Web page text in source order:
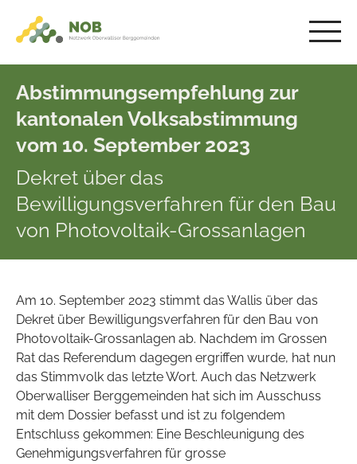
Abstimmungsempfehlung zur
kantonalen Volksabstimmung
vom 10. September 2023
Dekret über das
Bewilligungsverfahren für den Bau
von Photovoltaik-Grossanlagen
Am 10. September 2023 stimmt das Wallis über das
Dekret über Bewilligungsverfahren für den Bau von
Photovoltaik-Grossanlagen ab. Nachdem im Grossen
Rat das Referendum dagegen ergriffen wurde, hat nun
das Stimmvolk das letzte Wort. Auch das Netzwerk
Oberwalliser Berggemeinden hat sich im Ausschuss
mit dem Dossier befasst und ist zu folgendem
Entschluss gekommen: Eine Beschleunigung des
Genehmigungsverfahren für grosse